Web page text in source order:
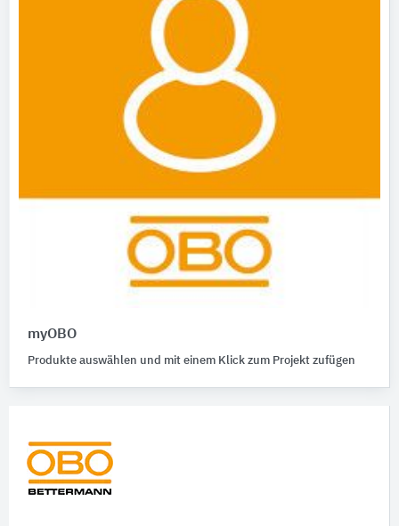
myOBO
Produkte auswählen und mit einem Klick zum Projekt zufügen